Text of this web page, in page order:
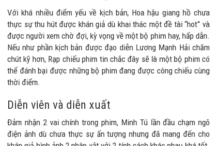
Với khá nhiều điểm yếu về kịch bản, Hoa hậu giang hồ chưa
thực sự thu hút được khán giả dù khai thác một đề tài “hot” và
được người xem chờ đợi, kỳ vọng về một bộ phim hay, hấp dẫn.
Nếu như phần kịch bản được đạo diễn Lương Mạnh Hải chăm
chút kỹ hơn, Rạp chiếu phim tin chắc đây sẽ là một bộ phim có
thể đánh bại được những bộ phim đang được công chiếu cùng
thời điểm.
Diễn viên và diễn xuất
Đảm nhận 2 vai chính trong phim, Minh Tú lần đầu chạm ngõ
điện ảnh dù chưa thực sự ấn tượng nhưng đã mang đến cho